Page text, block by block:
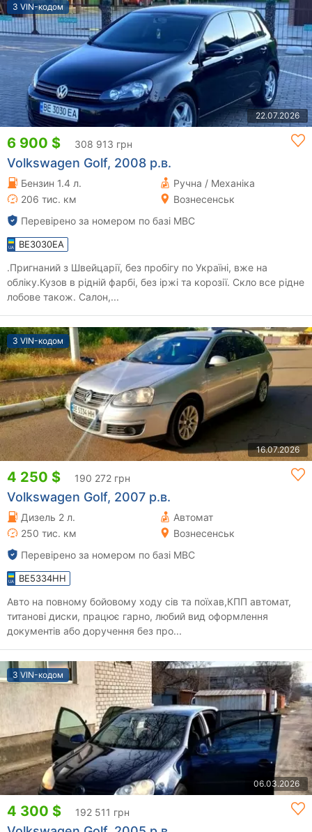
З VIN-кодом
22.07.2026
6 900 $ 308 913 грн
Volkswagen Golf, 2008 р.в.
Бензин 1.4 л.
Ручна / Механіка
206 тис. км
Вознесенськ
Перевірено за номером по базі МВС
BE3030EA
.Пригнаний з Швейцарії, без пробігу по Україні, вже на
обліку.Кузов в рідній фарбі, без іржі та корозії. Скло все рідне
лобове також. Салон,...
З VIN-кодом
16.07.2026
4 250 $ 190 272 грн
Volkswagen Golf, 2007 р.в.
Дизель 2 л.
Автомат
250 тис. км
Вознесенськ
Перевірено за номером по базі МВС
BE5334HH
Авто на повному бойовому ходу сів та поїхав,КПП автомат,
титанові диски, працює гарно, любий вид оформлення
документів або доручення без про...
З VIN-кодом
06.03.2026
4 300 $ 192 511 грн